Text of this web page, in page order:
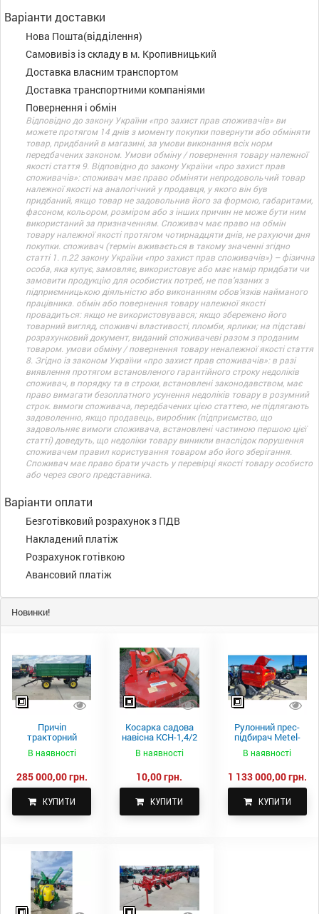
Варіанти доставки
Нова Пошта(відділення)
Самовивіз із складу в м. Кропивницький
Доставка власним транспортом
Доставка транспортними компаніями
Повернення і обмін
Відповідно до закону України «про захист прав споживачів» ви
можете протягом 14 днів з моменту покупки повернути або обміняти
товар, придбаний в магазині, за умови виконання всіх норм
передбачених законом. Умови обміну / повернення товару належної
якості стаття 9. Відповідно до закону України «про захист прав
споживачів»: споживач має право обміняти непродовольчий товар
належної якості на аналогічний у продавця, у якого він був
придбаний, якщо товар не задовольнив його за формою, габаритами,
фасоном, кольором, розміром або з інших причин не може бути ним
використаний за призначенням. Споживач має право на обмін
товару належної якості протягом чотирнадцяти днів, не рахуючи дня
покупки. споживач (термін вживається в такому значенні згідно
статті 1. п.22 закону України «про захист прав споживачів») – фізична
особа, яка купує, замовляє, використовує або має намір придбати чи
замовити продукцію для особистих потреб, не пов’язаних з
підприємницькою діяльністю або виконанням обов’язків найманого
працівника. обмін або повернення товару належної якості
провадиться: якщо не використовувався; якщо збережено його
товарний вигляд, споживчі властивості, пломби, ярлики; на підставі
розрахунковий документ, виданий споживачеві разом з проданим
товаром. умови обміну / повернення товару неналежної якості стаття
8. Згідно із законом України «про захист прав споживачів»: в разі
виявлення протягом встановленого гарантійного строку недоліків
споживач, в порядку та в строки, встановлені законодавством, має
право вимагати безоплатного усунення недоліків товару в розумний
строк. вимоги споживача, передбачених цією статтею, не підлягають
задоволенню, якщо продавець, виробник (підприємство, що
задовольняє вимоги споживача, встановлені частиною першою цієї
статті) доведуть, що недоліки товару виникли внаслідок порушення
споживачем правил користування товаром або його зберігання.
Споживач має право брати участь у перевірці якості товару особисто
або через свого представника.
Варіанти оплати
Безготівковий розрахунок з ПДВ
Накладений платіж
Розрахунок готівкою
Авансовий платіж
Новинки!
Причіп
тракторний
самоскидний
Spike 2 ПТС-4
В наявності
285 000,00 грн.
КУПИТИ
Косарка садова
навісна КСН-1,4/2
В наявності
10,00 грн.
КУПИТИ
Рулонний прес-
підбирач Metel-
Fach Z 587
В наявності
1 133 000,00 грн.
КУПИТИ